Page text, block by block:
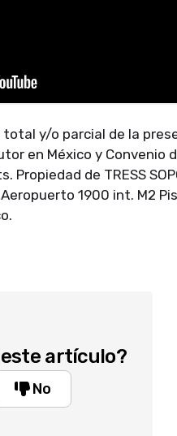
total y/o parcial de la
en México y
de TRESS
1900 int. M2
artículo?
No